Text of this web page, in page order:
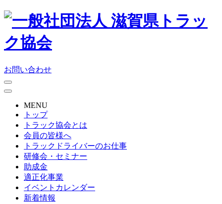
お問い合わせ
MENU
トップ
トラック協会とは
会員の皆様へ
トラックドライバーのお仕事
研修会・セミナー
助成金
適正化事業
イベントカレンダー
新着情報